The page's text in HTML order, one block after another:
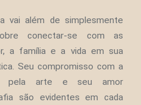
vai além de simplesmente
conectar-se com as
a família e a vida em sua
Seu compromisso com a
pela arte e seu amor
são evidentes em cada